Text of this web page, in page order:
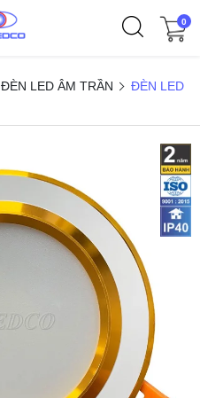
0
ĐÈN LED ÂM TRẦN
ĐÈN LED